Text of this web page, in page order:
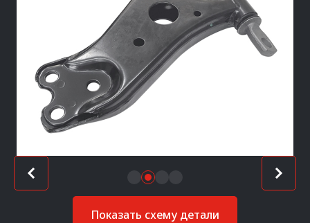
Показать схему детали